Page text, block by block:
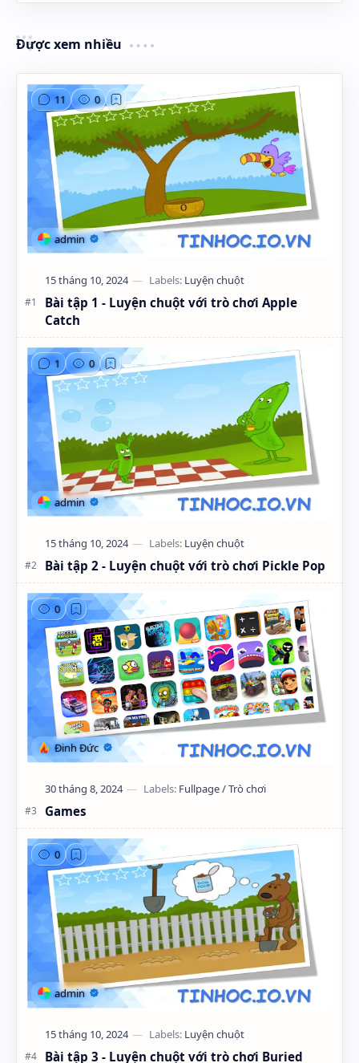
Được xem nhiều
Bài tập 1 - Luyện chuột với trò chơi Apple
Catch
Bài tập 2 - Luyện chuột với trò chơi Pickle Pop
Games
Bài tập 3 - Luyện chuột với trò chơi Buried